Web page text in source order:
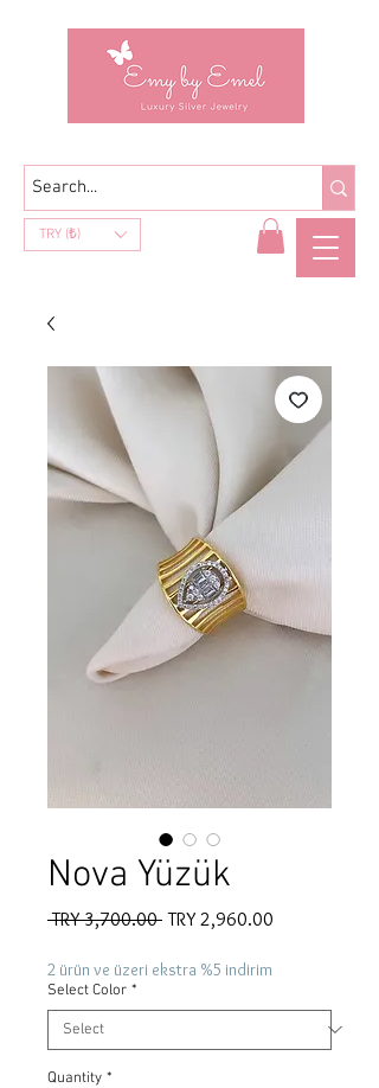
TRY (₺)
Nova Yüzük
TRY 3,700.00 Regular
TRY 2,960.00
2 ürün ve üzeri ekstra %5 indirim
Select Color *
Quantity *